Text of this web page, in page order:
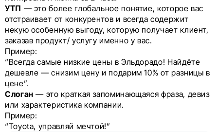
УТП — это более глобальное понятие, которое вас
отстраивает от конкурентов и всегда содержит
некую особенную выгоду, которую получает клиент,
заказав продукт/ услугу именно у вас.
Пример:
“Всегда самые низкие цены в Эльдорадо! Найдёте
дешевле — снизим цену и подарим 10% от разницы в
цене”.
Слоган — это краткая запоминающаяся фраза, девиз
или характеристика компании.
Пример:
“Toyota, управляй мечтой!”